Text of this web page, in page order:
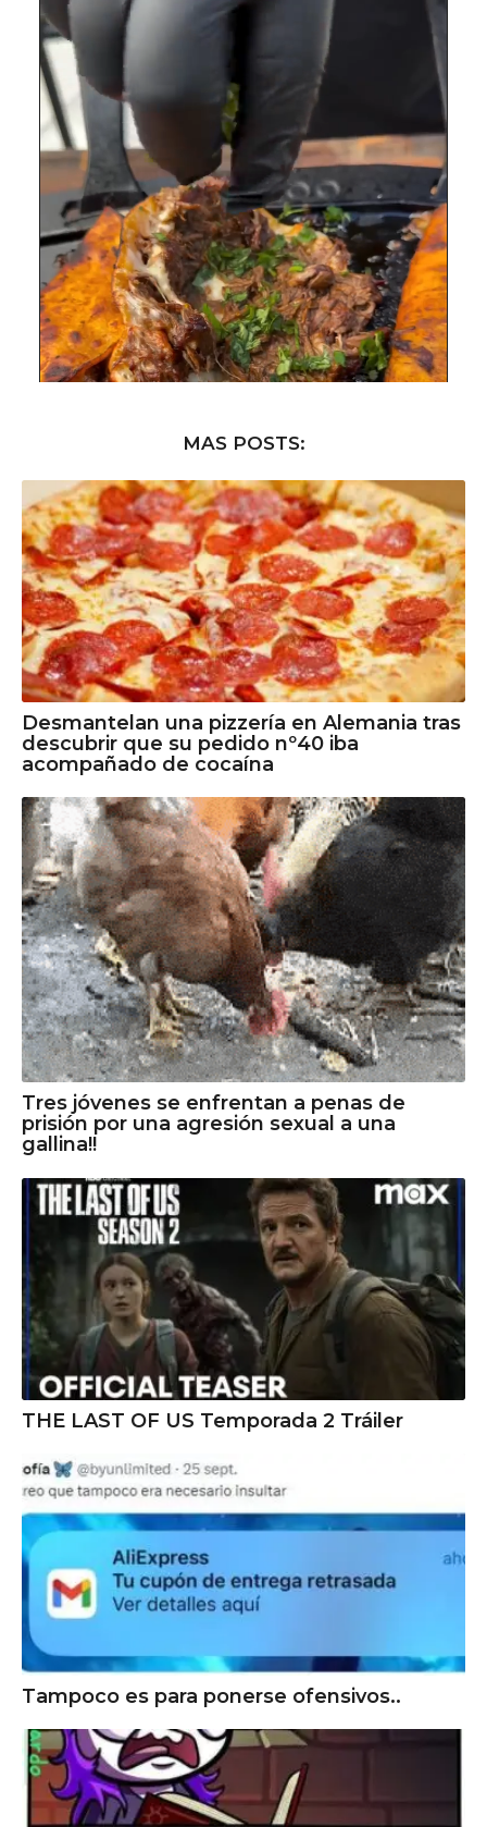
MAS POSTS:
Desmantelan una pizzería en Alemania tras
descubrir que su pedido nº40 iba
acompañado de cocaína
Tres jóvenes se enfrentan a penas de
prisión por una agresión sexual a una
gallina!!
THE LAST OF US Temporada 2 Tráiler
Tampoco es para ponerse ofensivos..